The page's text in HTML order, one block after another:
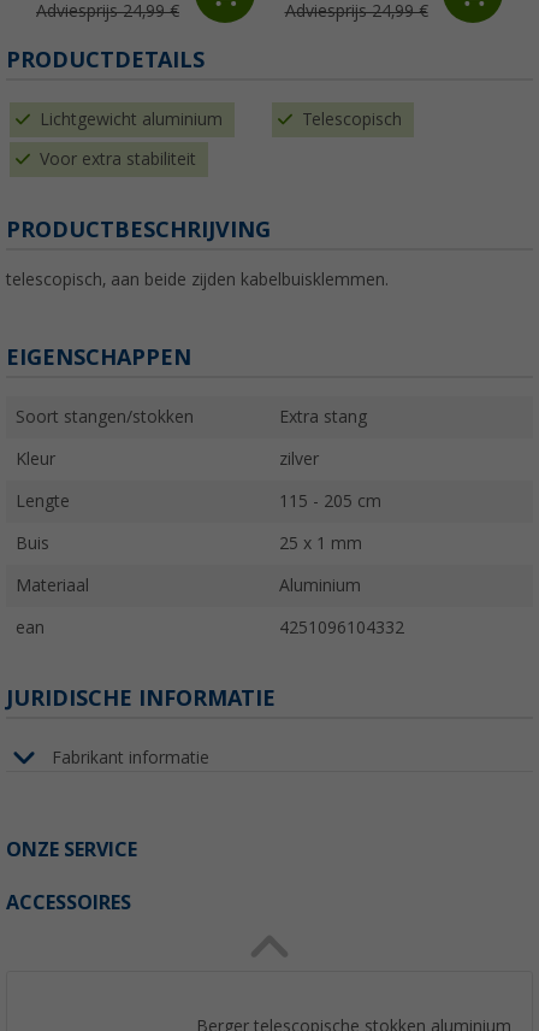
Adviesprijs 24,99 € Adviesprijs 24,99 €
PRODUCTDETAILS
Lichtgewicht aluminium Telescopisch
Voor extra stabiliteit
PRODUCTBESCHRIJVING
telescopisch, aan beide zijden kabelbuisklemmen.
EIGENSCHAPPEN
Soort stangen/stokken Extra stang
Kleur zilver
Lengte 115 - 205 cm
Buis 25 x 1 mm
Materiaal Aluminium
ean 4251096104332
JURIDISCHE INFORMATIE
Fabrikant informatie
ONZE SERVICE
ACCESSOIRES
Berger telescopische stokken aluminium